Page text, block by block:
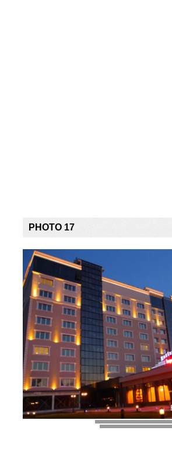
PHOTO 17